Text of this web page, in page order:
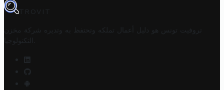
TROVIT
تروفيت تونس هو دليل أعمال تملكه وتحتفظ به وتديره
شركة مخزن
التكنولوجيا